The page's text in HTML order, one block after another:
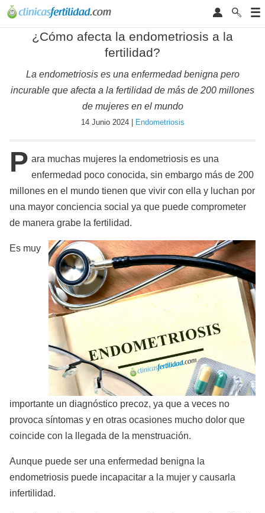
¿Cómo afecta la endometriosis a la
fertilidad?
La endometriosis es una enfermedad benigna pero
incurable que afecta a la fertilidad de más de 200 millones
de mujeres en el mundo
14 Junio 2024 | Endometriosis
P ara muchas mujeres la endometriosis es una
enfermedad poco conocida, sin embargo más de 200
millones en el mundo tienen que vivir con ella y luchan por
una mayor conciencia social ya que puede comprometer
de manera grabe la fertilidad.
Es muy
importante un diagnóstico precoz, ya que a veces no
provoca síntomas y en otras ocasiones mucho dolor que
coincide con la llegada de la menstruación.
Aunque puede ser una enfermedad benigna la
endometriosis puede incapacitar a la mujer y causarla
infertilidad.